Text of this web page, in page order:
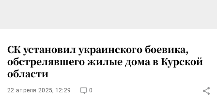
СК установил украинского боевика,
обстрелявшего жилые дома в Курской
области
22 апреля 2025, 12:29 0